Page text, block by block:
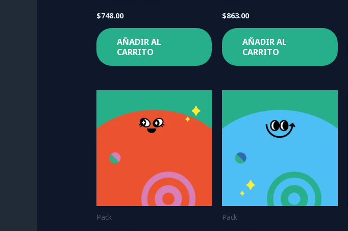
$748.00
AÑADIR AL
CARRITO
$863.00
AÑADIR AL
CARRITO
Pack Pack